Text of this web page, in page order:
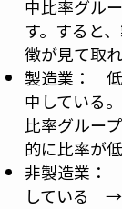
中比率グル
す。すると
徴が見て取れ
製造業： 低
中している
比率グルー
的に比率が
非製造業：
している →